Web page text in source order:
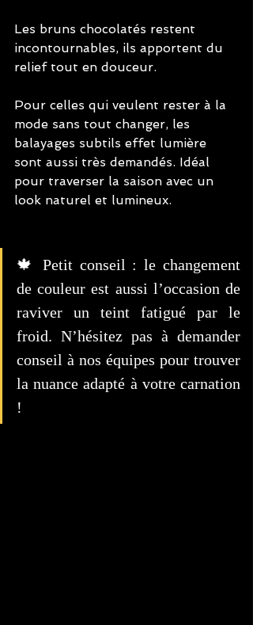
Les bruns chocolatés restent
incontournables, ils apportent du
relief tout en douceur.
Pour celles qui veulent rester à la
mode sans tout changer, les
balayages subtils effet lumière
sont aussi très demandés. Idéal
pour traverser la saison avec un
look naturel et lumineux.
🍁 Petit conseil : le changement
de couleur est aussi l’occasion de
raviver un teint fatigué par le
froid. N’hésitez pas à demander
conseil à nos équipes pour trouver
la nuance adapté à votre carnation
!